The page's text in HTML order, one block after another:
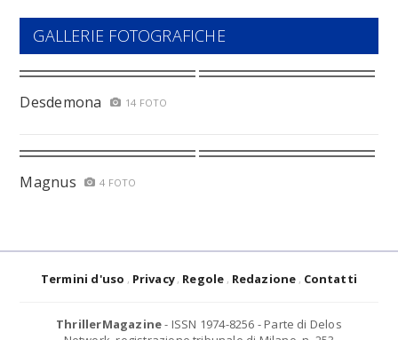
GALLERIE FOTOGRAFICHE
Desdemona 14 FOTO
Magnus 4 FOTO
Termini d'uso Privacy Regole Redazione Contatti
ThrillerMagazine- ISSN 1974-8256 - Parte di Delos